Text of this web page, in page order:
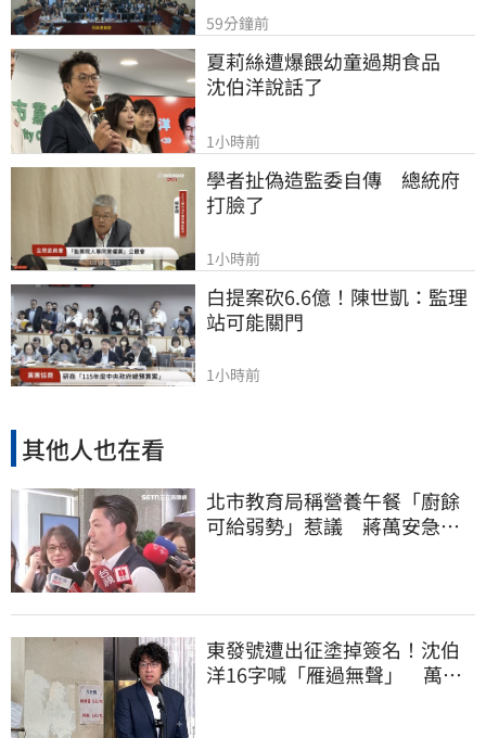
59分鐘前
夏莉絲遭爆餵幼童過期食品
沈伯洋說話了
1小時前
學者扯偽造監委自傳　總統府
打臉了
1小時前
白提案砍6.6億！陳世凱：監理
站可能關門
1小時前
其他人也在看
北市教育局稱營養午餐「廚餘
可給弱勢」惹議 蔣萬安急
東發號遭出征塗掉簽名！沈伯
洋16字喊「雁過無聲」 萬人